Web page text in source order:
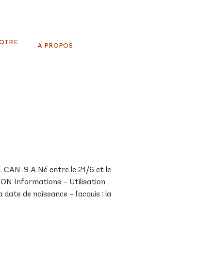
A PROPOS
CAN-9 A Né entre le 21/6 et le
Informations – Utilisation
date de naissance – l’acquis : la